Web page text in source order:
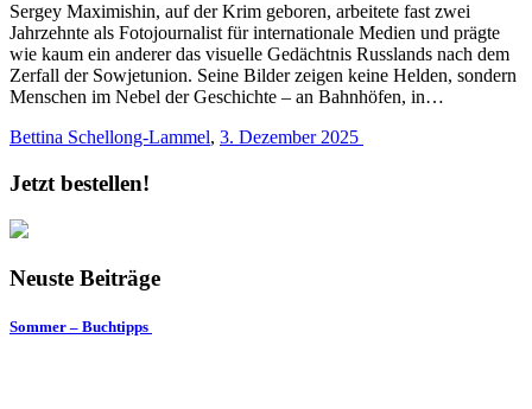
Sergey Maximishin, auf der Krim geboren, arbeitete fast zwei
Jahrzehnte als Fotojournalist für internationale Medien und prägte
wie kaum ein anderer das visuelle Gedächtnis Russlands nach dem
Zerfall der Sowjetunion. Seine Bilder zeigen keine Helden, sondern
Menschen im Nebel der Geschichte – an Bahnhöfen, in…
Bettina Schellong-Lammel, 3. Dezember 2025
Jetzt bestellen!
Neuste Beiträge
Sommer – Buchtipps